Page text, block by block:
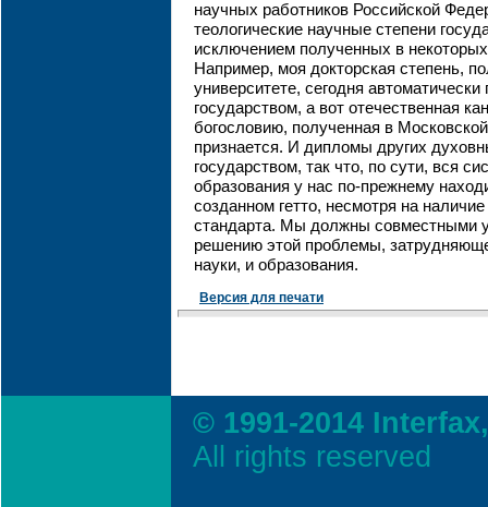
научных работников Российской
теологические научные степени
исключением полученных в
Например, моя докторская степень,
университете, сегодня
государством, а вот отечественная
богословию, полученная в
признается. И дипломы других
государством, так что, по сути, вся
образования у нас по-прежнему
созданном гетто, несмотря на
стандарта. Мы должны совместными
решению этой проблемы,
науки, и образования.
Версия для печати
© 1991-2014
All rights reserved